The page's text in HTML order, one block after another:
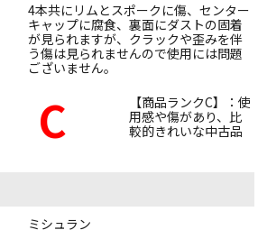
4本共にリムとスポークに傷、センター
キャップに腐食、裏面にダストの固着
が見られますが、クラックや歪みを伴
う傷は見られませんので使用には問題
ございません。
C
【商品ランクC】：使
用感や傷があり、比
較的きれいな中古品
ミシュラン